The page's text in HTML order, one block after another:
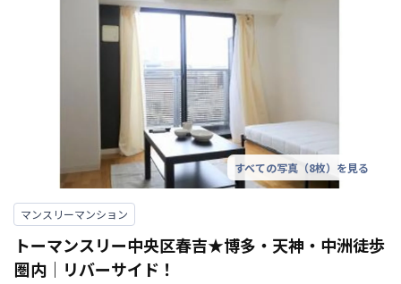
すべての写真（8枚）を見る
マンスリーマンション
トーマンスリー中央区春吉★博多・天神・中洲徒歩
圏内｜リバーサイド！